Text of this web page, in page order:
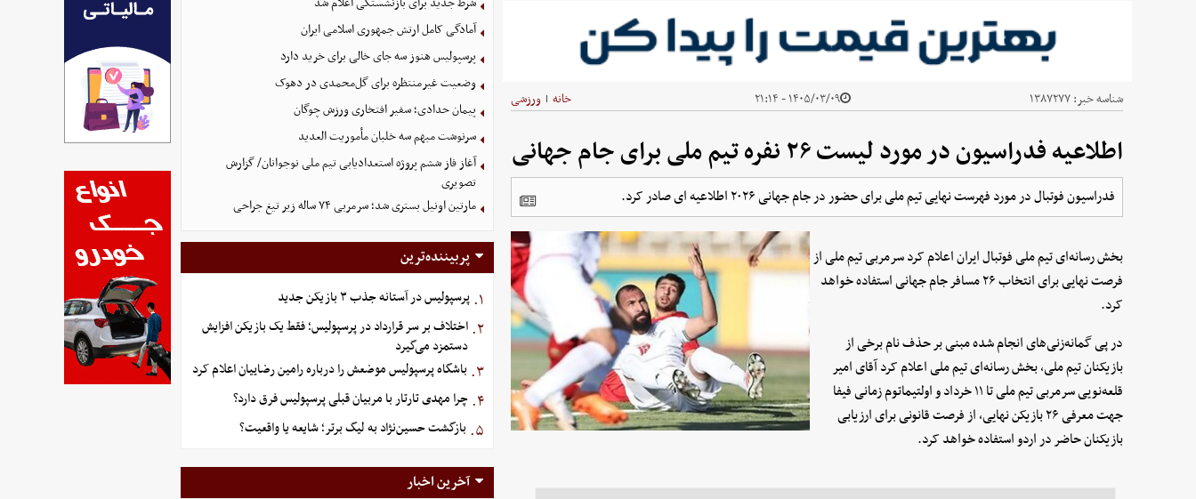
شناسه خبر:۱۳۸۷۲۷۷ ۱۴۰۵/۰۳/۰۹ - ۲۱:۱۴ خانه | ورزشی
اطلاعیه فدراسیون در مورد لیست ۲۶ نفره تیم ملی برای جام جهانی
فدراسیون فوتبال در مورد فهرست نهایی تیم ملی برای حضور در جام جهانی ۲۰۲۶ اطلاعیه ای صادر کرد.
بخش رسانه‌ای تیم ملی فوتبال ایران اعلام کرد سرمربی تیم ملی از
فرصت نهایی برای انتخاب ٢۶ مسافر جام جهانی استفاده خواهد
کرد.
در پی گمانه‌زنی‌های انجام شده مبنی بر حذف نام برخی از
بازیکنان تیم ملی، بخش رسانه‌ای تیم ملی اعلام کرد آقای امیر
قلعه‌نویی سرمربی تیم ملی تا ١١ خرداد و اولتیماتوم زمانی فیفا
جهت معرفی ٢۶ بازیکن نهایی، از فرصت قانونی برای ارزیابی
بازیکنان حاضر در اردو استفاده خواهد کرد.
آمادگی کامل ارتش جمهوری اسلامی ایران
پرسپولیس هنوز سه جای خالی برای خرید دارد
وضعیت غیرمنتظره برای گل‌محمدی در دهوک
پیمان حدادی؛ سفیر افتخاری ورزش چوگان
سرنوشت مبهم سه خلبان مأموریت العدید
آغاز فاز ششم پروژه استعدادیابی تیم ملی نوجوانان/ گزارش
تصویری
مارتین اونیل بستری شد؛ سرمربی ۷۴ ساله زیر تیغ جراحی
پربیننده‌ترین
۱. پرسپولیس در آستانه جذب ۳ بازیکن جدید
۲. اختلاف بر سر قرارداد در پرسپولیس؛ فقط یک بازیکن افزایش
دستمزد می‌گیرد
۳. باشگاه پرسپولیس موضعش را درباره رامین رضاییان اعلام کرد
۴. چرا مهدی تارتار با مربیان قبلی پرسپولیس فرق دارد؟
۵. بازگشت حسین‌نژاد به لیگ برتر؛ شایعه یا واقعیت؟
آخرین اخبار